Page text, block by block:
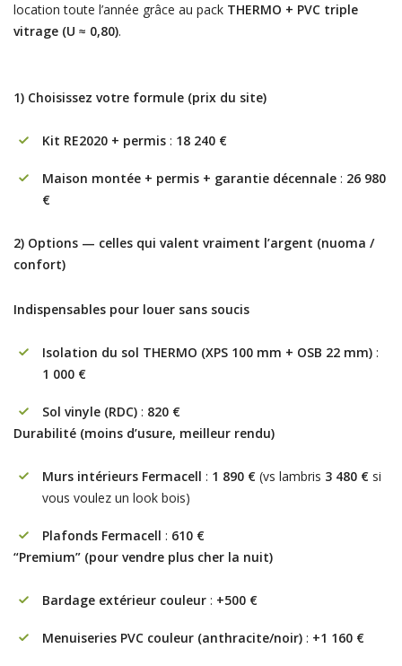
location toute l’année grâce au pack THERMO + PVC triple
vitrage (U ≈ 0,80).
1) Choisissez votre formule (prix du site)
Kit RE2020 + permis: 18 240 €
Maison montée + permis + garantie décennale: 26 980
€
2) Options — celles qui valent vraiment l’argent (nuoma /
confort)
Indispensables pour louer sans soucis
Isolation du sol THERMO (XPS 100 mm + OSB 22 mm):
1 000 €
Sol vinyle (RDC): 820 €
Durabilité (moins d’usure, meilleur rendu)
Murs intérieurs Fermacell : 1 890 €(vs lambris 3 480 €si
vous voulez un look bois)
Plafonds Fermacell : 610 €
“Premium” (pour vendre plus cher la nuit)
Bardage extérieur couleur: +500 €
Menuiseries PVC couleur (anthracite/noir): +1 160 €